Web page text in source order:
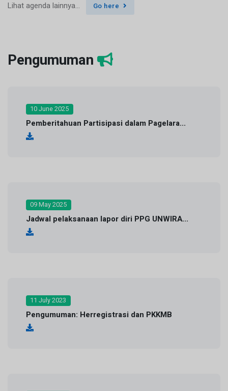
Lihat agenda lainnya... Go here
Pengumuman
10 June 2025
Pemberitahuan Partisipasi dalam Pagelara...
09 May 2025
Jadwal pelaksanaan lapor diri PPG UNWIRA...
11 July 2023
Pengumuman: Herregistrasi dan PKKMB